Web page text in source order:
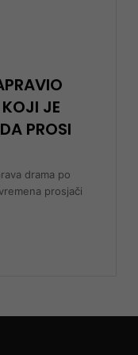
JE
PROSI
drama po
prosjači